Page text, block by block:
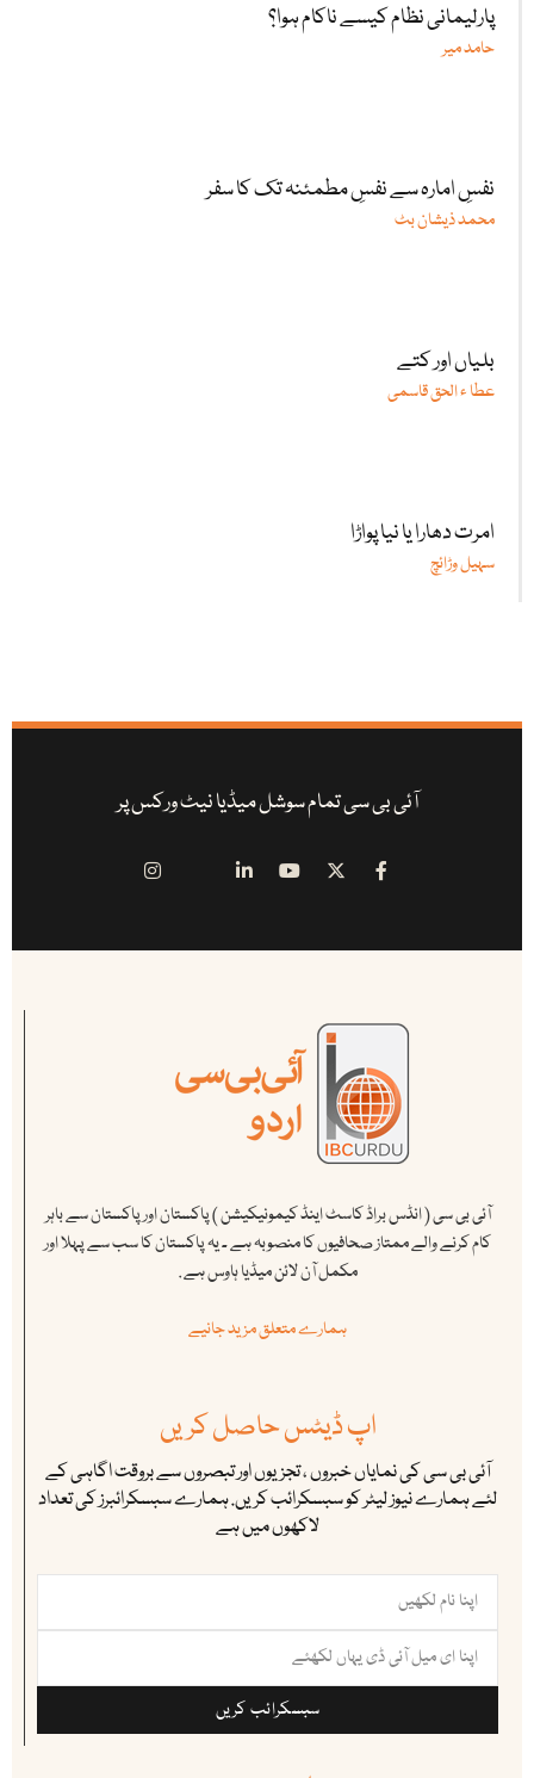
پارلیمانی نظام کیسے ناکام ہوا؟
حامد میر
نفسِ امارہ سے نفسِ مطمئنہ تک کا سفر
محمد ذیشان بٹ
بلیاں اور کتے
عطا ء الحق قاسمی
امرت دھارا یا نیا پواڑا
سہیل وڑائچ
آئی بی سی تمام سوشل میڈیا نیٹ ورکس پر
آئی بی سی ( انڈس براڈ کاسٹ اینڈ کیمونیکیشن ) پاکستان اور پاکستان سے باہر
کام کرنے والے ممتاز صحافیوں کا منصوبہ ہے ۔ یہ پاکستان کا سب سے پہلا اور
مکمل آن لائن میڈیا ہاوس ہے .
ہمارے متعلق مزید جانیے
اپ ڈیٹس حاصل کریں
آئی بی سی کی نمایاں خبروں ، تجزیوں اور تبصروں سے بروقت اگاہی کے
لئے ہمارے نیوز لیٹر کو سبسکرائب کریں. ہمارے سبسکرائبرز کی تعداد
لاکھوں میں ہے
سبسکرائب کریں